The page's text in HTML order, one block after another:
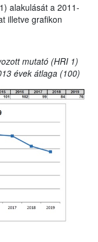
alakulását a 2011-
illetve grafikon
mutató (HRI 1)
évek átlaga (100)